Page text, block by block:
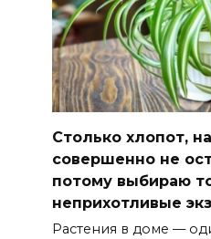
Столько хлопот,
совершенно не
потому выбираю
неприхотливые
Растения в доме —